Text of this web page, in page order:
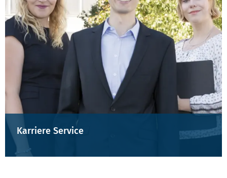
Karriere Service